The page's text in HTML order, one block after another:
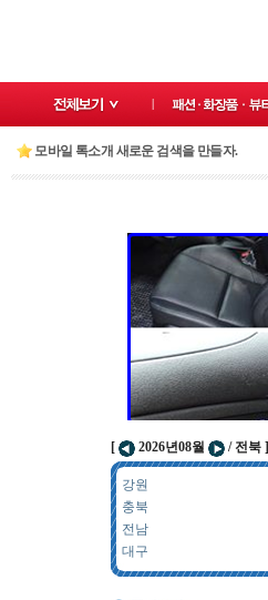
모바일 톡소개 새로운 검색을 만들자.
[ 2026년08월 / 전북 ]
강원
충북
전남
대구